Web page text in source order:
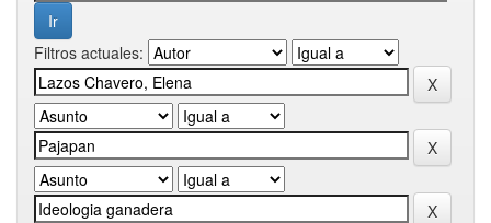
Filtros actuales: